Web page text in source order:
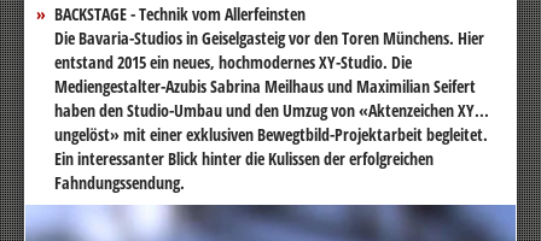
BACKSTAGE - Technik vom Allerfeinsten
Die Bavaria-Studios in Geiselgasteig vor den Toren Münchens. Hier
entstand 2015 ein neues, hochmodernes XY-Studio. Die
Mediengestalter-Azubis Sabrina Meilhaus und Maximilian Seifert
haben den Studio-Umbau und den Umzug von «Aktenzeichen XY...
ungelöst» mit einer exklusiven Bewegtbild-Projektarbeit begleitet.
Ein interessanter Blick hinter die Kulissen der erfolgreichen
Fahndungssendung.
Video-
Player